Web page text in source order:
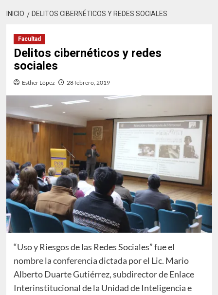
INICIO DELITOS CIBERNÉTICOS Y REDES SOCIALES
Facultad
Delitos cibernéticos y redes
sociales
Esther López 28 febrero, 2019
“Uso y Riesgos de las Redes Sociales” fue el
nombre la conferencia dictada por el Lic. Mario
Alberto Duarte Gutiérrez, subdirector de Enlace
Interinstitucional de la Unidad de Inteligencia e